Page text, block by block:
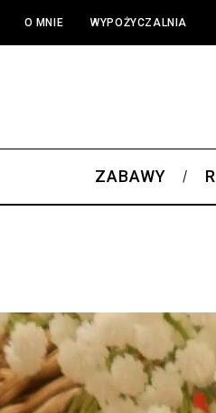
O MNIE WYPOŻYCZALNIA
ZABAWY